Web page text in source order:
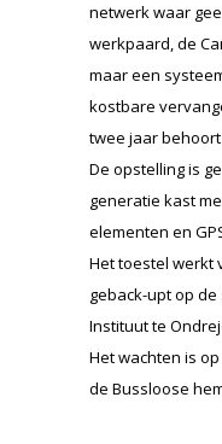
netwerk waar
werkpaard, de
maar een
kostbare
twee jaar
De opstelling is
generatie kast
elementen en
Het toestel werkt
geback-upt op
Instituut te
Het wachten is
de Bussloose